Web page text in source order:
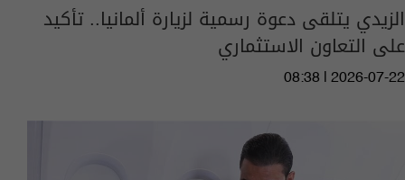
الزيدي يتلقى دعوة رسمية لزيارة ألمانيا.. تأكيد
على التعاون الاستثماري
08:38 | 2026-07-22